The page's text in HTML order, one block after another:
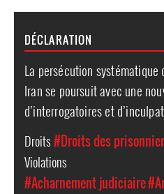
DÉCLARATION
La persécution systématique
Iran se poursuit avec une
d’interrogatoires et
Droits#Droits des
Violations
#Acharnement judiciaire